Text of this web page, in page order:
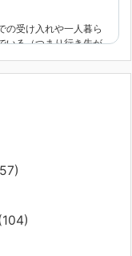
の受け入れや一人暮ら
いる（つまり行き先が
院を急かされ、家族が
た家族へ──退院
こちらのnoteは、
支援の現場で行なって
きをみ
ュニケーション